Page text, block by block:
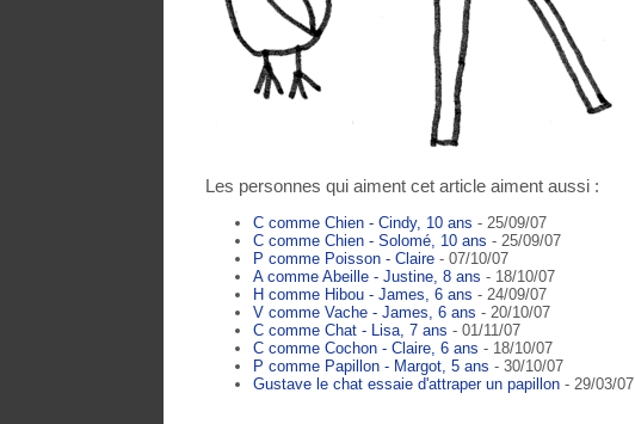
Les personnes qui aiment cet article aiment aussi :
C comme Chien - Cindy, 10 ans - 25/09/07
C comme Chien - Solomé, 10 ans - 25/09/07
P comme Poisson - Claire - 07/10/07
A comme Abeille - Justine, 8 ans - 18/10/07
H comme Hibou - James, 6 ans - 24/09/07
V comme Vache - James, 6 ans - 20/10/07
C comme Chat - Lisa, 7 ans - 01/11/07
C comme Cochon - Claire, 6 ans - 18/10/07
P comme Papillon - Margot, 5 ans - 30/10/07
Gustave le chat essaie d'attraper un papillon - 29/03/07